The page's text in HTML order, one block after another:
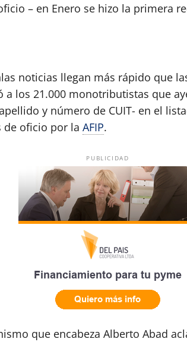
– en Enero se hizo la primera
noticias llegan más rápido que
a los 21.000 monotributistas que
y número de CUIT- en el
de oficio por la AFIP.
PUBLICIDAD
que encabeza Alberto Abad